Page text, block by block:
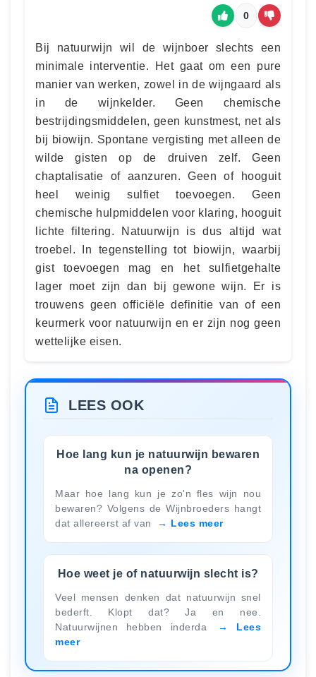
0
Bij natuurwijn wil de wijnboer slechts een
minimale interventie. Het gaat om een pure
manier van werken, zowel in de wijngaard als
in de wijnkelder. Geen chemische
bestrijdingsmiddelen, geen kunstmest, net als
bij biowijn. Spontane vergisting met alleen de
wilde gisten op de druiven zelf. Geen
chaptalisatie of aanzuren. Geen of hooguit
heel weinig sulfiet toevoegen. Geen
chemische hulpmiddelen voor klaring, hooguit
lichte filtering. Natuurwijn is dus altijd wat
troebel. In tegenstelling tot biowijn, waarbij
gist toevoegen mag en het sulfietgehalte
lager moet zijn dan bij gewone wijn. Er is
trouwens geen officiële definitie van of een
keurmerk voor natuurwijn en er zijn nog geen
wettelijke eisen.
LEES OOK
Hoe lang kun je natuurwijn bewaren
na openen?
Maar hoe lang kun je zo'n fles wijn nou
bewaren? Volgens de Wijnbroeders hangt
dat allereerst af van
Lees meer
Hoe weet je of natuurwijn slecht is?
Veel mensen denken dat natuurwijn snel
bederft. Klopt dat? Ja en nee.
Natuurwijnen hebben inderda
Lees
meer